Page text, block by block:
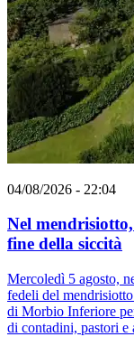
04/08/2026 - 22:04
Nel
fine della siccità
Mercoledì 5 agosto,
fedeli del
di Morbio Inferiore
di contadini, pastori e